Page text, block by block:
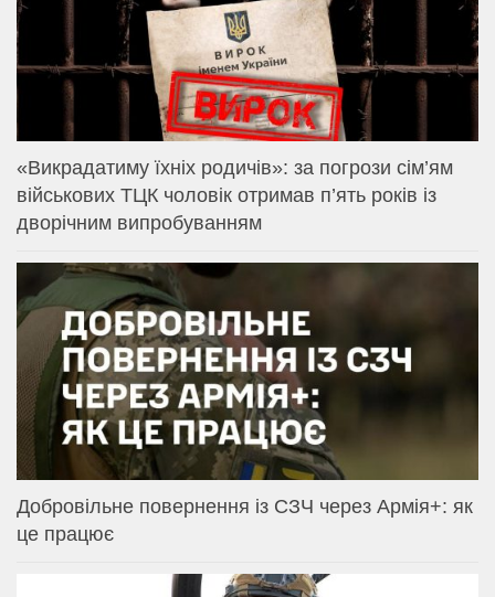
«Викрадатиму їхніх родичів»: за погрози сім’ям
військових ТЦК чоловік отримав п’ять років із
дворічним випробуванням
Добровільне повернення із СЗЧ через Армія+: як
це працює